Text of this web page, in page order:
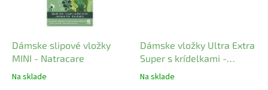
Dámske slipové vložky
MINI - Natracare
Na sklade
Dámske vložky Ultra Extra
Super s krídelkami -
Natracare
Na sklade